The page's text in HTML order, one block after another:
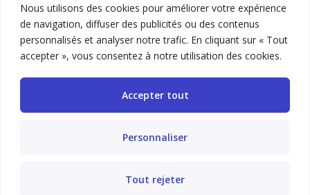
Nous utilisons des cookies pour améliorer votre expérience
de navigation, diffuser des publicités ou des contenus
personnalisés et analyser notre trafic. En cliquant sur « Tout
accepter », vous consentez à notre utilisation des cookies.
Personnaliser
Tout rejeter
Accepter tout
Mentions légales et conditions d’utilisation
Charte déontologique
Gestion des cookies
Politique de confidentialité